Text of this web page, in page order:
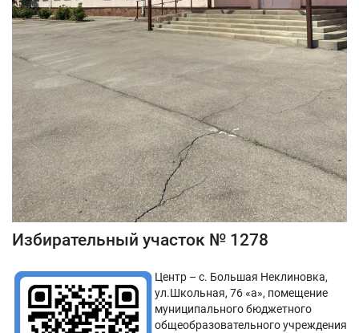
Избирательный участок № 1278
Центр – с. Большая Неклиновка,
ул.Школьная, 76 «а», помещение
муниципального бюджетного
общеобразовательного учреждения